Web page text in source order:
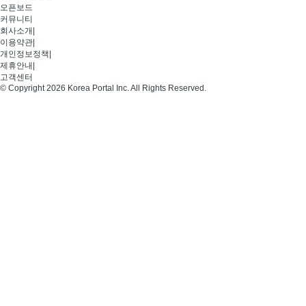
오픈보드
커뮤니티
회사소개
이용약관
개인정보정책
제휴안내
고객센터
© Copyright 2026 Korea Portal Inc. All Rights Reserved.